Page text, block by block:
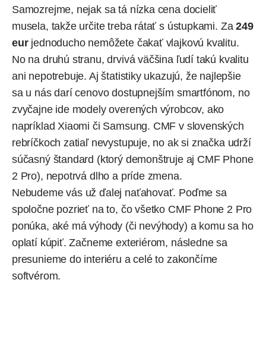
Samozrejme, nejak sa tá nízka cena docieliť
musela, takže určite treba rátať s ústupkami. Za249
eurjednoducho nemôžete čakať vlajkovú kvalitu.
No na druhú stranu, drvivá väčšina ľudí takú kvalitu
ani nepotrebuje. Aj štatistiky ukazujú, že najlepšie
sa u nás darí cenovo dostupnejším smartfónom, no
zvyčajne ide modely overených výrobcov, ako
napríklad Xiaomi či Samsung. CMF v slovenských
rebríčkoch zatiaľ nevystupuje, no ak si značka udrží
súčasný štandard (ktorý demonštruje aj CMF Phone
2 Pro), nepotrvá dlho a príde zmena.
Nebudeme vás už ďalej naťahovať. Poďme sa
spoločne pozrieť na to, čo všetko CMF Phone 2 Pro
ponúka, aké má výhody (či nevýhody) a komu sa ho
oplatí kúpiť. Začneme exteriérom, následne sa
presunieme do interiéru a celé to zakončíme
softvérom.